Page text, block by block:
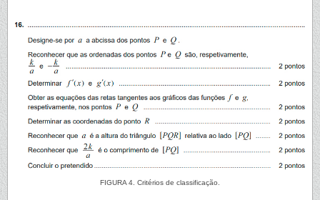
FIGURA 4. Critérios de classificação.